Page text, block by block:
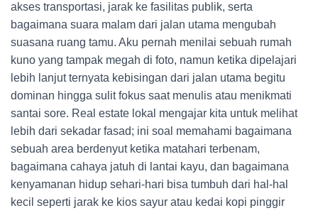
akses transportasi, jarak ke fasilitas publik, serta
bagaimana suara malam dari jalan utama mengubah
suasana ruang tamu. Aku pernah menilai sebuah rumah
kuno yang tampak megah di foto, namun ketika dipelajari
lebih lanjut ternyata kebisingan dari jalan utama begitu
dominan hingga sulit fokus saat menulis atau menikmati
santai sore. Real estate lokal mengajar kita untuk melihat
lebih dari sekadar fasad; ini soal memahami bagaimana
sebuah area berdenyut ketika matahari terbenam,
bagaimana cahaya jatuh di lantai kayu, dan bagaimana
kenyamanan hidup sehari-hari bisa tumbuh dari hal-hal
kecil seperti jarak ke kios sayur atau kedai kopi pinggir